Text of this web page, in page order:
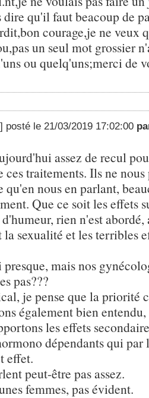
qu'il faut beacoup de
courage,je ne veux
un seul mot grossier
ou quelq'uns;merci de
posté le 21/03/2019 17:02:00
assez de recul
ces traitements. Ils ne
qu'en nous en parlant,
Que ce soit les effets
rien n'est abordé,
sexualité et les terribles
mais nos
pas???
je pense que la priorité
également bien
les effets
dépendants qui
effet.
peut-être pas assez.
femmes, pas évident.